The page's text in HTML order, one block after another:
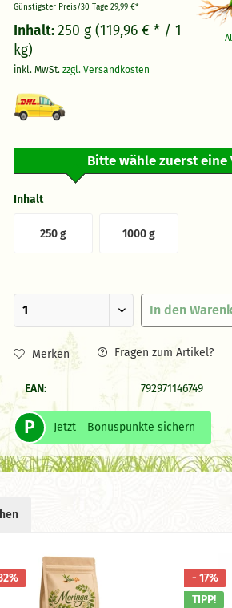
Günstigster Preis/30 Tage29,99 €*
Inhalt:250 g (119,96 € * / 1
kg)
inkl. MwSt.zzgl. Versandkosten
Bitte wähle zuerst eine
Inhalt
250 g 1000 g
In den
Merken Fragen zum Artikel?
EAN: 792971146749
P Jetzt Bonuspunkte sichern
- 17%
TIPP!